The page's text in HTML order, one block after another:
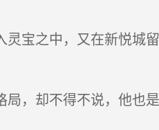
宝之中，又在新悦城
，却不得不说，他也是